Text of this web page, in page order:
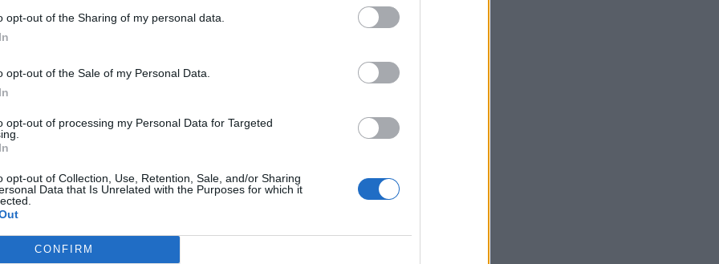
opt-out of the Sharing of my personal data.
opt-out of the Sale of my Personal Data.
opt-out of processing my Personal Data for Targeted
opt-out of Collection, Use, Retention, Sale, and/or Sharing
Data that Is Unrelated with the Purposes for which it
CONFIRM
διαδίδει ψέματα και να αναζητά
τραγωδία»
– Τα πανάκριβα αξεσουάρ του